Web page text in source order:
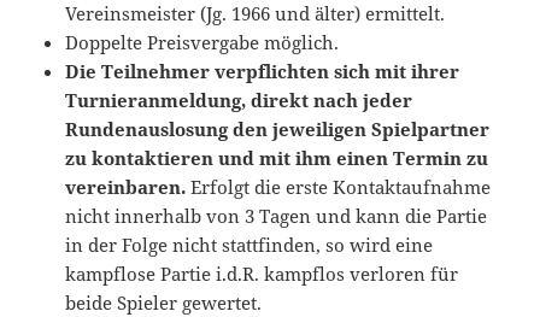
Vereinsmeister (Jg. 1966 und älter) ermittelt.
Doppelte Preisvergabe möglich.
Die Teilnehmer verpflichten sich mit ihrer
Turnieranmeldung, direkt nach jeder
Rundenauslosung den jeweiligen Spielpartner
zu kontaktieren und mit ihmeinen Termin zu
vereinbaren.Erfolgt die erste Kontaktaufnahme
nicht innerhalb von 3 Tagen und kann die Partie
in der Folge nicht stattfinden, so wird eine
kampflose Partie i.d.R. kampflos verloren für
beide Spieler gewertet.